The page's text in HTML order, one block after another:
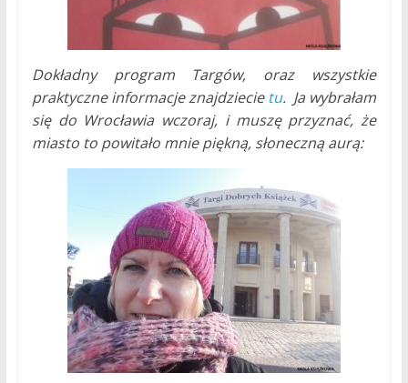
Dokładny program Targów, oraz wszystkie
praktyczne informacje znajdziecie tu. Ja wybrałam
się do Wrocławia wczoraj, i muszę przyznać, że
miasto to powitało mnie piękną, słoneczną aurą: